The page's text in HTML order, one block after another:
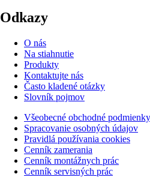
Odkazy
O nás
Na stiahnutie
Produkty
Kontaktujte nás
Často kladené otázky
Slovník pojmov
Všeobecné obchodné podmienky
Spracovanie osobných údajov
Pravidlá používania cookies
Cenník zamerania
Cenník montážnych prác
Cenník servisných prác